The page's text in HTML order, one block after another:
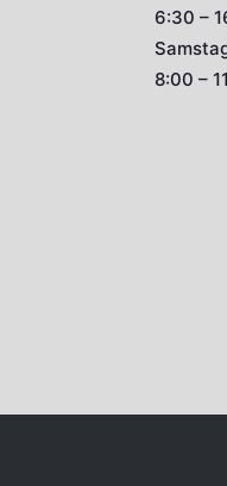
6:30 –
8:00 –